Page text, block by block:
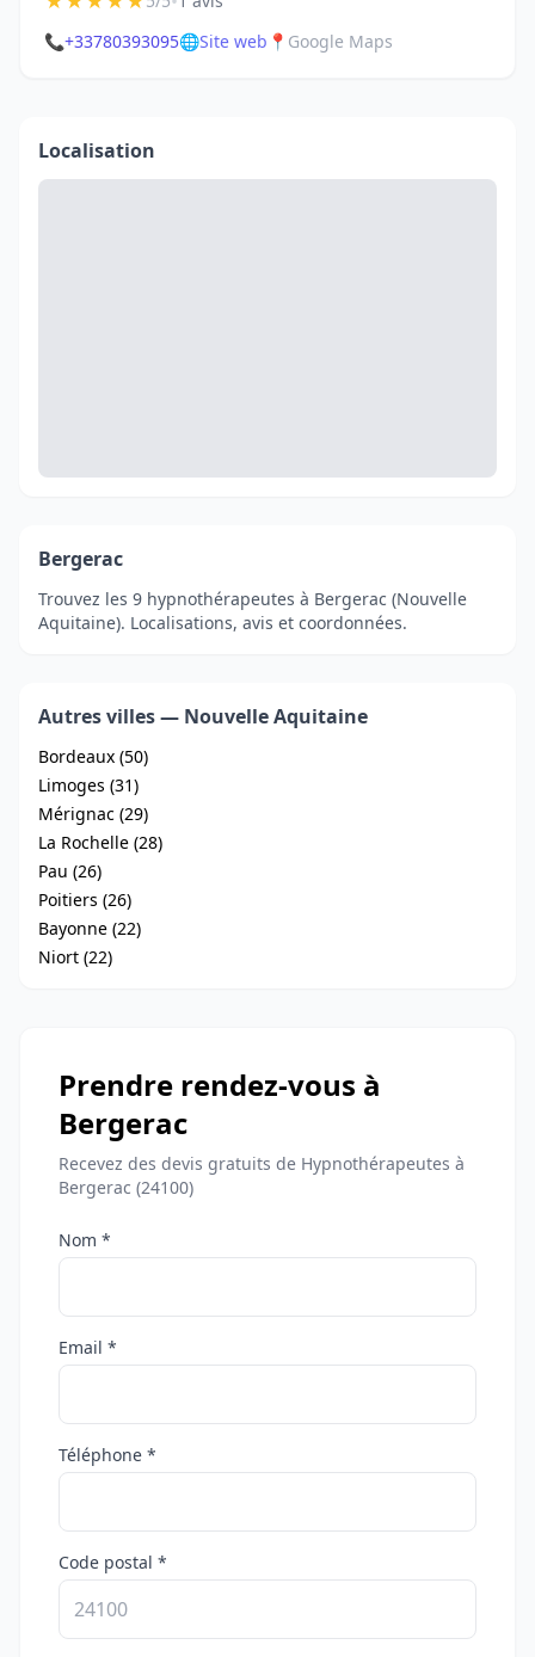
📞+33780393095🌐Site web 📍 Google Maps
Localisation
Bergerac
Trouvez les 9 hypnothérapeutes à Bergerac (Nouvelle
Aquitaine). Localisations, avis et coordonnées.
Autres villes — Nouvelle Aquitaine
Bordeaux (50)
Limoges (31)
Mérignac (29)
La Rochelle (28)
Pau (26)
Poitiers (26)
Bayonne (22)
Niort (22)
Prendre rendez-vous à
Bergerac
Recevez des devis gratuits de Hypnothérapeutes à
Bergerac (24100)
Nom *
Email *
Téléphone *
Code postal *